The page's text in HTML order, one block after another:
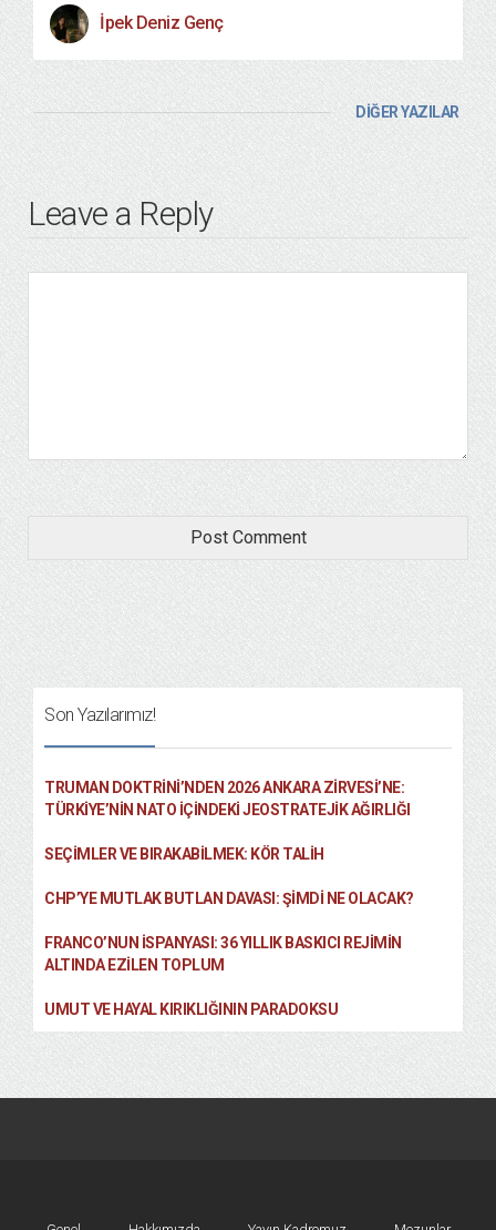
İpek Deniz Genç
DİĞER YAZILAR
Leave a Reply
Son Yazılarımız!
TRUMAN DOKTRINI’NDEN 2026 ANKARA ZIRVESI’NE:
TÜRKIYE’NIN NATO İÇINDEKI JEOSTRATEJIK AĞIRLIĞI
SEÇIMLER VE BIRAKABILMEK: KÖR TALIH
CHP’YE MUTLAK BUTLAN DAVASI: ŞİMDİ NE OLACAK?
FRANCO’NUN İSPANYASI: 36 YILLIK BASKICI REJIMIN
ALTINDA EZILEN TOPLUM
UMUT VE HAYAL KIRIKLIĞININ PARADOKSU